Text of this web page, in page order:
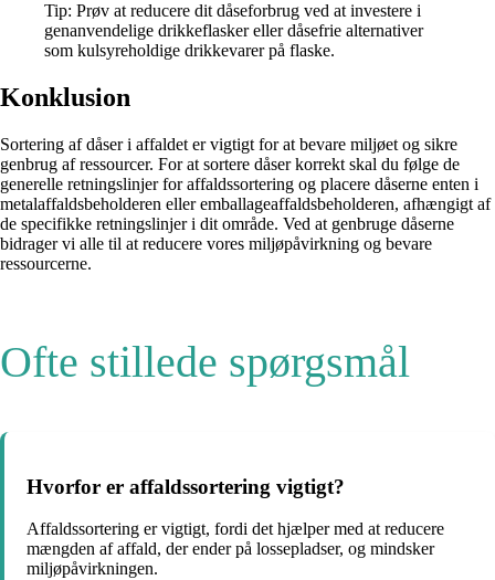
Tip: Prøv at reducere dit dåseforbrug ved at investere i
genanvendelige drikkeflasker eller dåsefrie alternativer
som kulsyreholdige drikkevarer på flaske.
Konklusion
Sortering af dåser i affaldet er vigtigt for at bevare miljøet og sikre
genbrug af ressourcer. For at sortere dåser korrekt skal du følge de
generelle retningslinjer for affaldssortering og placere dåserne enten i
metalaffaldsbeholderen eller emballageaffaldsbeholderen, afhængigt af
de specifikke retningslinjer i dit område. Ved at genbruge dåserne
bidrager vi alle til at reducere vores miljøpåvirkning og bevare
ressourcerne.
Ofte stillede spørgsmål
Hvorfor er affaldssortering vigtigt?
Affaldssortering er vigtigt, fordi det hjælper med at reducere
mængden af ​​affald, der ender på lossepladser, og mindsker
miljøpåvirkningen.